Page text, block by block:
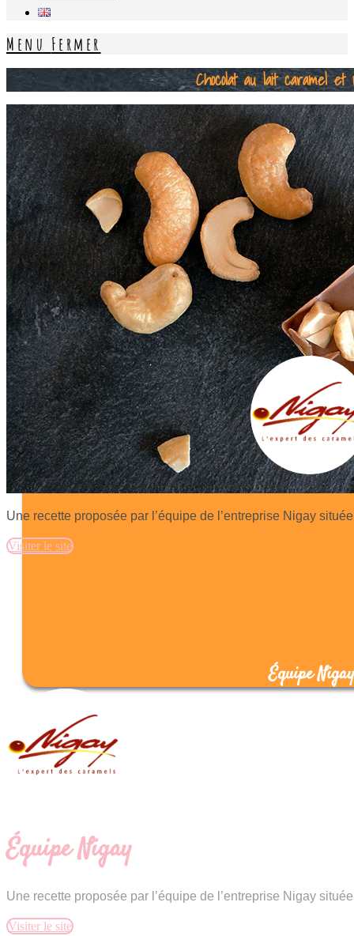
Menu Fermer
Chocolat au lait caramel et
Une recette proposée par l’équipe de l’entreprise Nigay
Visiter le site
Équipe Nigay
Équipe Nigay
Une recette proposée par l’équipe de l’entreprise Nigay
Visiter le site